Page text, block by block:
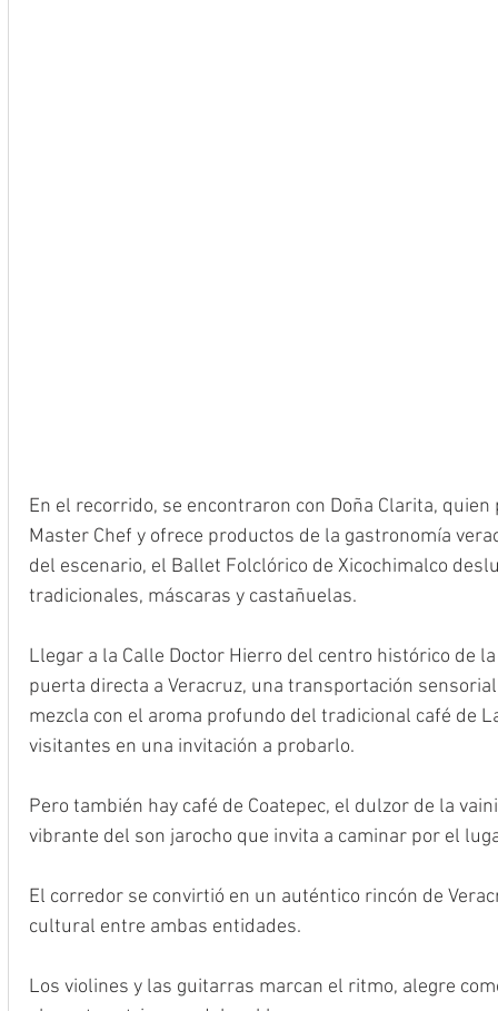
En el recorrido, se encontraron con Doña Clarita,
Master Chef y ofrece productos de la gastronomía
del escenario, el Ballet Folclórico de Xicochimalco
tradicionales, máscaras y castañuelas.
Llegar a la Calle Doctor Hierro del centro histórico de
puerta directa a Veracruz, una transportación
mezcla con el aroma profundo del tradicional café de
visitantes en una invitación a probarlo.
Pero también hay café de Coatepec, el dulzor de la
vibrante del son jarocho que invita a caminar por el
El corredor se convirtió en un auténtico rincón de
cultural entre ambas entidades.
Los violines y las guitarras marcan el ritmo, alegre